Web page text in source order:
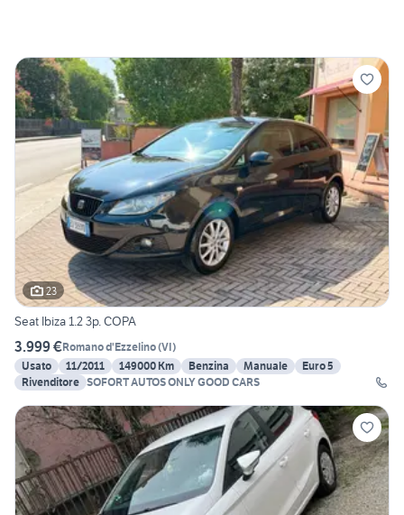
23
Seat Ibiza 1.2 3p. COPA
3.999 €Romano d'Ezzelino(VI)
Usato
11/2011 149000 Km Benzina Manuale
Euro 5
Rivenditore SOFORT AUTOS ONLY GOOD CARS